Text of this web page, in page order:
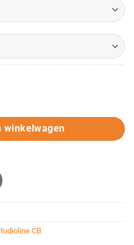
(400V) aantal
winkelwagen
CB